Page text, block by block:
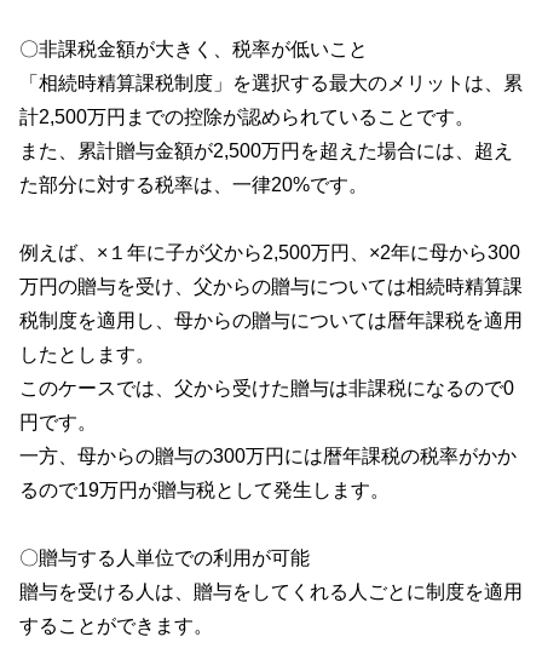
〇非課税金額が大きく、税率が低いこと
「相続時精算課税制度」を選択する最大のメリットは、累
計2,500万円までの控除が認められていることです。
また、累計贈与金額が2,500万円を超えた場合には、超え
た部分に対する税率は、一律20%です。
例えば、×１年に子が父から2,500万円、 ×2年に母から300
万円の贈与を受け、父からの贈与については相続時精算課
税制度を適用し、母からの贈与については暦年課税を適用
したとします。
このケースでは、父から受けた贈与は非課税になるので0
円です。
一方、母からの贈与の300万円には暦年課税の税率がかか
るので19万円が贈与税として発生します。
〇贈与する人単位での利用が可能
贈与を受ける人は、贈与をしてくれる人ごとに制度を適用
することができます。